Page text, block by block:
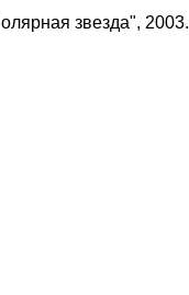
звезда", 2003.